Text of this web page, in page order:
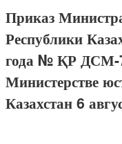
Приказ
Республики
года № ҚР ДСМ-
Министерстве
Казахстан 6